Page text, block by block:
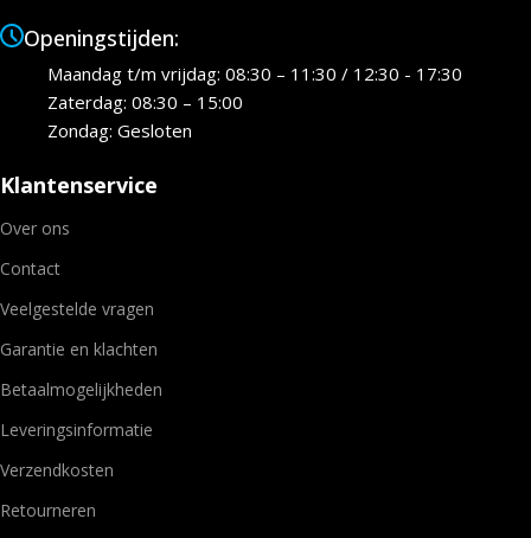
Openingstijden:
Maandag t/m vrijdag: 08:30 – 11:30 / 12:30 - 17:30
Zaterdag: 08:30 – 15:00
Zondag: Gesloten
Klantenservice
Over ons
Contact
Veelgestelde vragen
Garantie en klachten
Betaalmogelijkheden
Leveringsinformatie
Verzendkosten
Retourneren